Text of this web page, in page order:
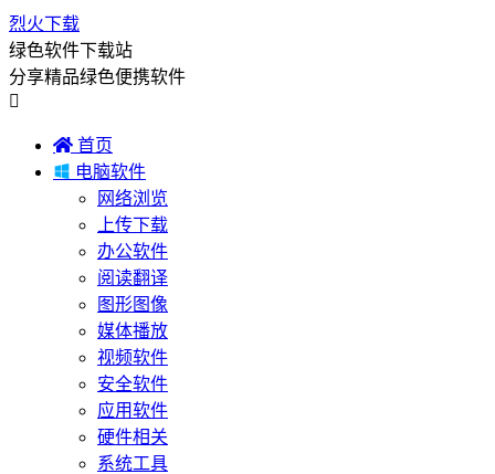
烈火下载
绿色软件下载站
分享精品绿色便携软件

 首页
 电脑软件
网络浏览
上传下载
办公软件
阅读翻译
图形图像
媒体播放
视频软件
安全软件
应用软件
硬件相关
系统工具